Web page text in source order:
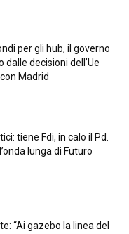
per gli hub, il governo
dalle decisioni dell’Ue
Madrid
tiene Fdi, in calo il Pd.
lunga di Futuro
“Ai gazebo la linea del